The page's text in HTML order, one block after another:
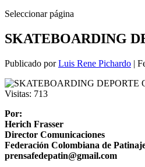
Seleccionar página
SKATEBOARDING
Publicado porLuis Rene Pichardo |
Visitas: 713
Por:
Herich Frasser
Director Comunicaciones
Federación Colombiana de
prensafedepatin@gmail.com